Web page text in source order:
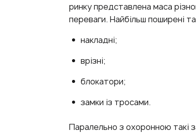
ринку представлена ​​маса
переваги. Найбільш поширені
накладні;
врізні;
блокатори;
замки із тросами.
Паралельно з охоронною такі